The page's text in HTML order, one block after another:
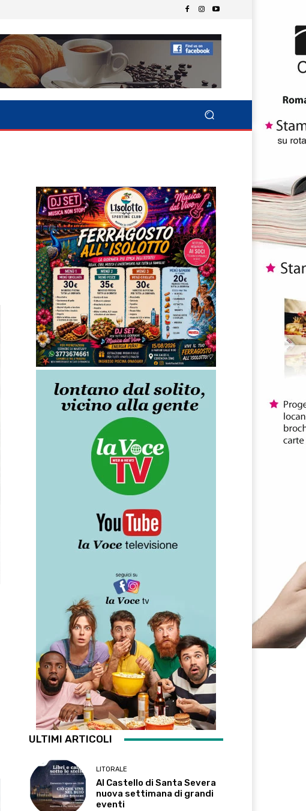
ULTIMI ARTICOLI
LITORALE
Al Castello di Santa Severa
nuova settimana di grandi
eventi